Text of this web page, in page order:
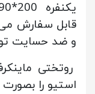
قابل سفارش می
و ضد حسایت
روتختی
استیو را